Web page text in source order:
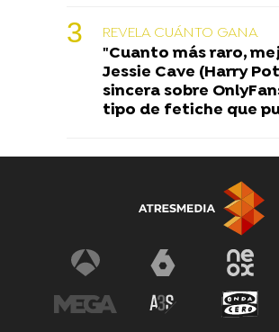
REVELA CUÁNTO GANA
"Cuanto más raro,
Jessie Cave (Harry
sincera sobre
tipo de fetiche que